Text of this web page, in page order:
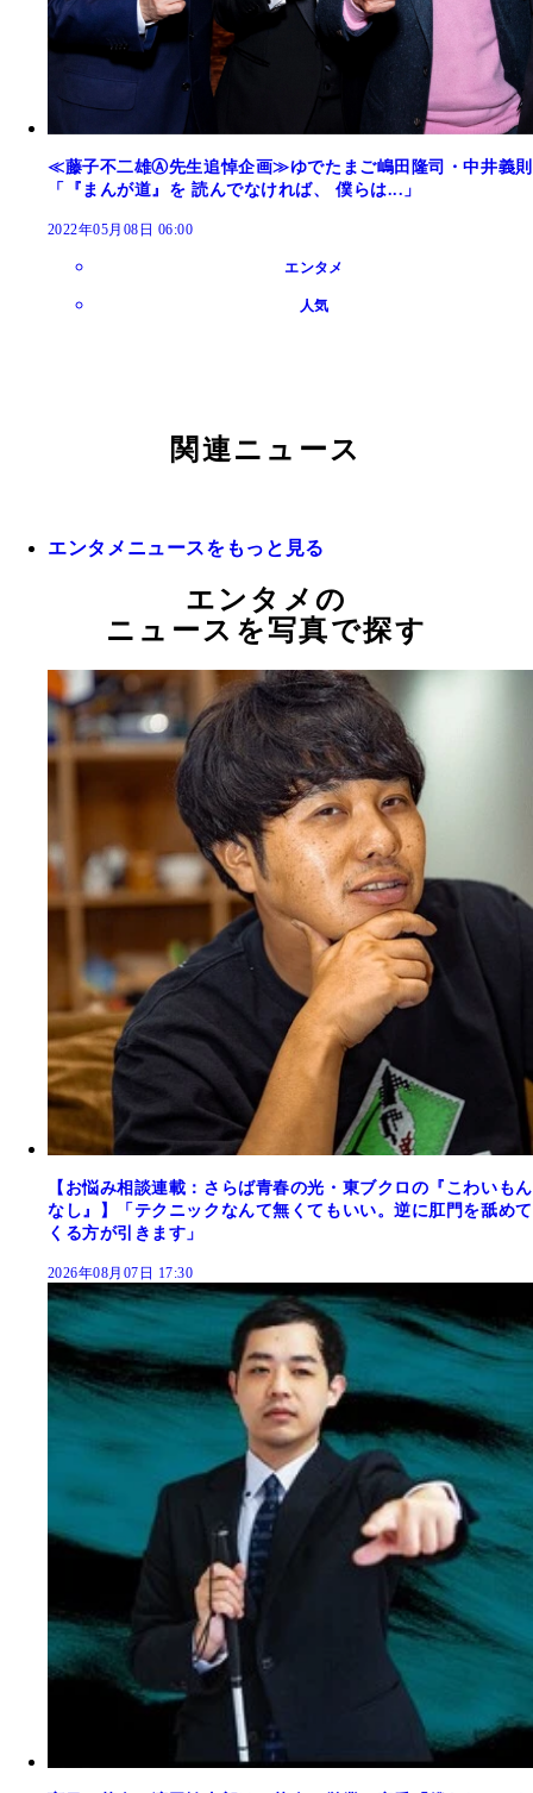
≪藤子不二雄Ⓐ先生追悼企画≫ゆでたまご嶋田隆司・中井義則
「『まんが道』を 読んでなければ、 僕らは...」
2022年05月08日 06:00
エンタメ
人気
関連ニュース
エンタメニュースをもっと見る
エンタメの
ニュースを写真で探す
【お悩み相談連載：さらば青春の光・東ブクロの『こわいもん
なし』】「テクニックなんて無くてもいい。逆に肛門を舐めて
くる方が引きます」
2026年08月07日 17:30